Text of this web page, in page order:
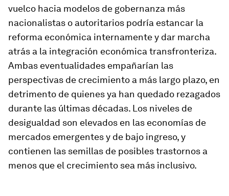
vuelco hacia modelos de gobernanza más
nacionalistas o autoritarios podría estancar la
reforma económica internamente y dar marcha
atrás a la integración económica transfronteriza.
Ambas eventualidades empañarían las
perspectivas de crecimiento a más largo plazo, en
detrimento de quienes ya han quedado rezagados
durante las últimas décadas. Los niveles de
desigualdad son elevados en las economías de
mercados emergentes y de bajo ingreso, y
contienen las semillas de posibles trastornos a
menos que el crecimiento sea más inclusivo.